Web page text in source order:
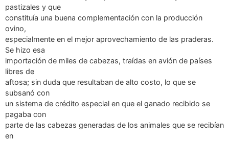
pastizales y que
constituía una buena complementación con la producción
ovino,
especialmente en el mejor aprovechamiento de las praderas.
Se hizo esa
importación de miles de cabezas, traídas en avión de países
libres de
aftosa; sin duda que resultaban de alto costo, lo que se
subsanó con
un sistema de crédito especial en que el ganado recibido se
pagaba con
parte de las cabezas generadas de los animales que se recibían
en